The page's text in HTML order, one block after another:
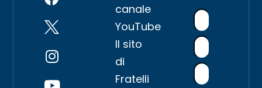
canale
YouTube
Il sito
di
Fratelli